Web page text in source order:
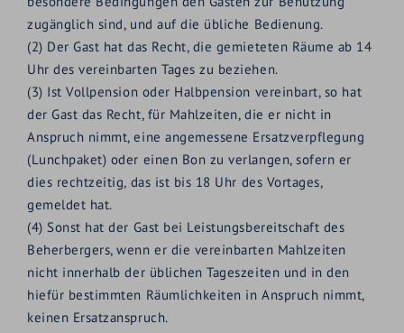
zugänglich sind, und auf die übliche Bedienung.
(2) Der Gast hat das Recht, die gemieteten Räume ab 14
Uhr des vereinbarten Tages zu beziehen.
(3) Ist Vollpension oder Halbpension vereinbart, so hat
der Gast das Recht, für Mahlzeiten, die er nicht in
Anspruch nimmt, eine angemessene Ersatzverpflegung
(Lunchpaket) oder einen Bon zu verlangen, sofern er
dies rechtzeitig, das ist bis 18 Uhr des Vortages,
gemeldet hat.
(4) Sonst hat der Gast bei Leistungsbereitschaft des
Beherbergers, wenn er die vereinbarten Mahlzeiten
nicht innerhalb der üblichen Tageszeiten und in den
hiefür bestimmten Räumlichkeiten in Anspruch nimmt,
keinen Ersatzanspruch.